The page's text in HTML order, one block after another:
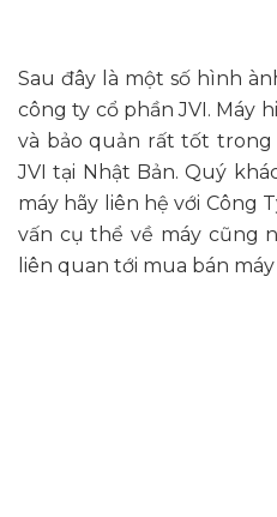
Sau đây là một số hình
công ty cổ phần JVI. Máy
và bảo quản rất tốt trong
JVI tại Nhật Bản. Quý
máy hãy liên hệ với Công
vấn cụ thể về máy cũng
liên quan tới mua bán